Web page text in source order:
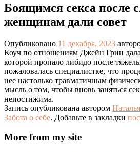
Боящимся секса после
женщинам дали совет
Опубликовано 11 декабря, 2023
Коуч по отношениям Джейн Грин дала
которой пропало либидо после
пожаловалась специалистке, что
нее настолько травматичным
мысль о том, чтобы вновь заняться
непостижима.
Запись опубликована автором
Забота о себе. Добавьте в закладки
More from my site